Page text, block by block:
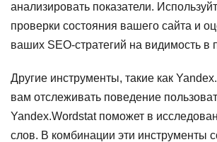
анализировать показатели.
проверки состояния вашего сайта и
ваших SEO-стратегий на видимость в
Другие инструменты, такие как
вам отслеживать поведение
Yandex.Wordstat поможет в
слов. В комбинации эти инструменты